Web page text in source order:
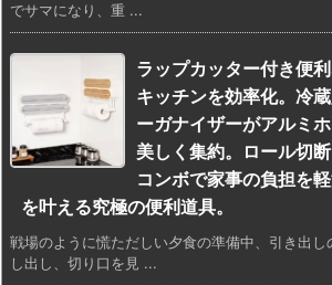
でサマになり、重 ...
ラップカッター付き便
キッチンを効率化。冷
ーガナイザーがアルミ
美しく集約。ロール切
コンボで家事の負担を
を叶える究極の便利道具。
戦場のように慌ただしい夕食の準備中、引き出し
し出し、切り口を見 ...